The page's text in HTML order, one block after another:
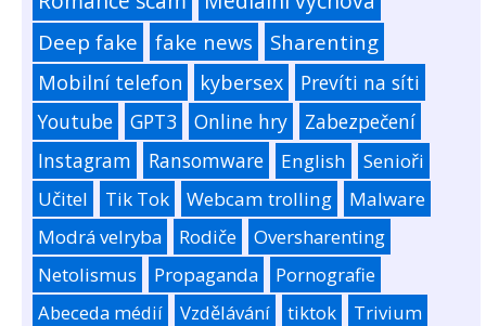
Deep fake fake news Sharenting
Mobilní telefon kybersex
Prevíti na síti
Youtube
GPT3 Online hry
Zabezpečení
Instagram
Ransomware English
Senioři
Učitel
Tik Tok Webcam trolling
Malware
Modrá velryba
Rodiče
Oversharenting
Netolismus
Propaganda
Pornografie
Abeceda médií
Vzdělávání tiktok
Trivium